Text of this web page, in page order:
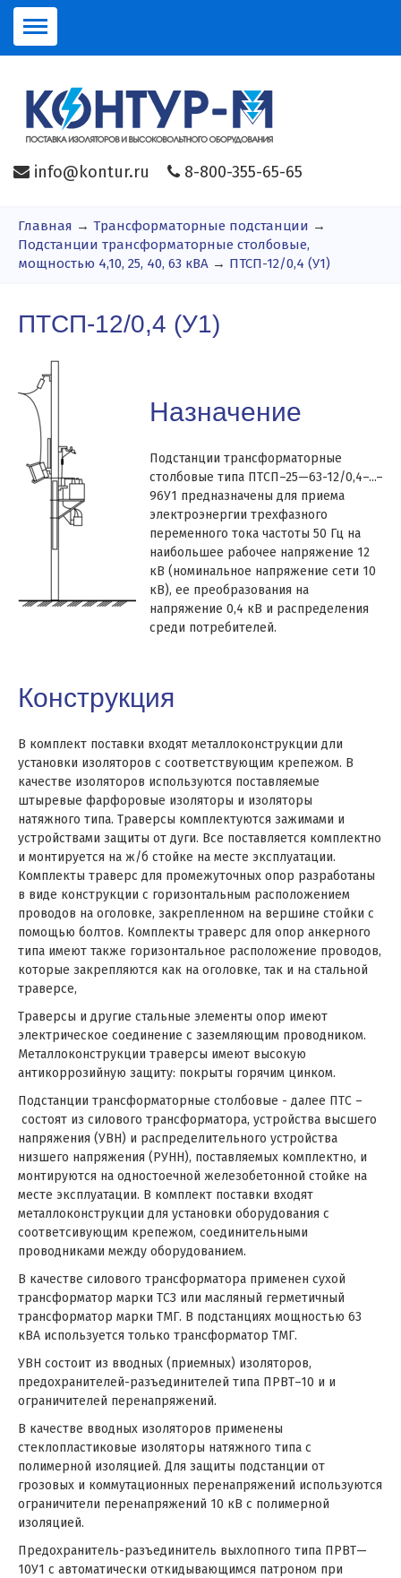
info@kontur.ru 8-800-355-65-65
Главная → Трансформаторные подстанции →
Подстанции трансформаторные столбовые,
мощностью 4,10, 25, 40, 63 кВА → ПТСП-12/0,4 (У1)
ПТСП-12/0,4 (У1)
Назначение
Подстанции трансформаторные
столбовые типа ПТСП–25—63-12/0,4–...–
96У1 предназначены для приема
электроэнергии трехфазного
переменного тока частоты 50 Гц на
наибольшее рабочее напряжение 12
кВ (номинальное напряжение сети 10
кВ), ее преобразования на
напряжение 0,4 кВ и распределения
среди потребителей.
Конструкция
В комплект поставки входят металлоконструкции дли
установки изоляторов с соответствующим крепежом. В
качестве изоляторов используются поставляемые
штыревые фарфоровые изоляторы и изоляторы
натяжного типа. Траверсы комплектуются зажимами и
устройствами защиты от дуги. Все поставляется комплектно
и монтируется на ж/б стойке на месте эксплуатации.
Комплекты траверс для промежуточных опор разработаны
в виде конструкции с горизонтальным расположением
проводов на оголовке, закрепленном на вершине стойки с
помощью болтов. Комплекты траверс для опор анкерного
типа имеют также горизонтальное расположение проводов,
которые закрепляются как на оголовке, так и на стальной
траверсе,
Траверсы и другие стальные элементы опор имеют
электрическое соединение с заземляющим проводником.
Металлоконструкции траверсы имеют высокую
антикоррозийную защиту: покрыты горячим цинком.
Подстанции трансформаторные столбовые - далее ПТС –
состоят из силового трансформатора, устройства высшего
напряжения (УВН) и распределительного устройства
низшего напряжения (РУНН), поставляемых комплектно, и
монтируются на одностоечной железобетонной стойке на
месте эксплуатации. В комплект поставки входят
металлоконструкции для установки оборудования с
соответсивующим крепежом, соединительными
проводниками между оборудованием.
В качестве силового трансформатора применен сухой
трансформатор марки ТСЗ или масляный герметичный
трансформатор марки ТМГ. В подстанциях мощностью 63
кВА используется только трансформатор ТМГ.
УВН состоит из вводных (приемных) изоляторов,
предохранителей-разъединителей типа ПРВТ–10 и и
ограничителей перенапряжений.
В качестве вводных изоляторов применены
стеклопластиковые изоляторы натяжного типа с
полимерной изоляцией. Для защиты подстанции от
грозовых и коммутационных перенапряжений используются
ограничители перенапряжений 10 кВ с полимерной
изоляцией.
Предохранитель-разъединитель выхлопного типа ПРВТ—
10У1 с автоматически откидывающимся патроном при